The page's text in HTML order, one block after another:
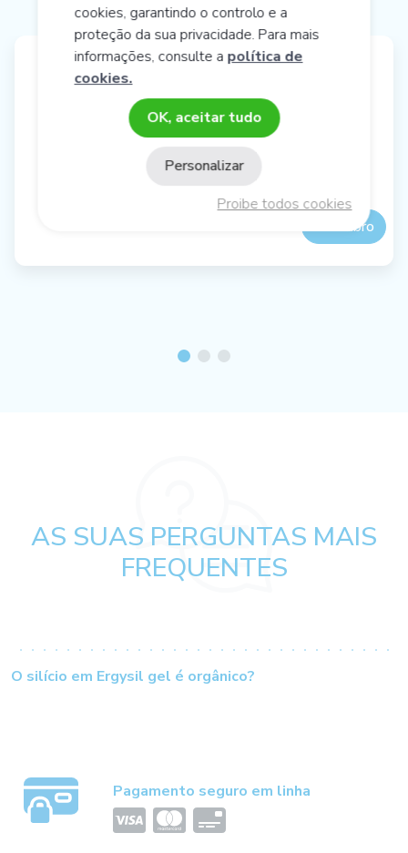
SYNERBIOL
Descubro
AS SUAS PERGUNTAS MAIS
FREQUENTES
O silício em Ergysil gel é orgânico?
Pagamento seguro em linha
cookies, garantindo o controlo e a
proteção da sua privacidade. Para mais
informações, consulte a política de
cookies.
OK, aceitar tudo
Proibe todos cookies
Personalizar